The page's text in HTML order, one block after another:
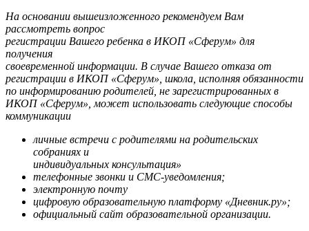
На основании вышеизложенного рекомендуем Вам
рассмотреть вопрос
регистрации Вашего ребенка в ИКОП «Сферум» для
получения
своевременной информации. В случае Вашего отказа от
регистрации в ИКОП «Сферум», школа, исполняя обязанности
по информированию родителей, незарегистрированных в
ИКОП «Сферум», может использовать следующие способы
коммуникации
личные встречи с родителями на родительских
собраниях и
индивидуальных консультация»
телефонные звонки и СМС-уведомления;
электронную почту
цифровую образовательную платформу «Дневник.ру»;
официальный сайт образовательной организации.